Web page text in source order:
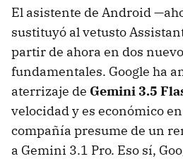
El asistente de Android
sustituyó al vetusto
partir de ahora en dos
fundamentales. Google ha
aterrizaje de Gemini 3.5
velocidad y es económico
compañía presume de un
a Gemini 3.1 Pro. Eso sí,